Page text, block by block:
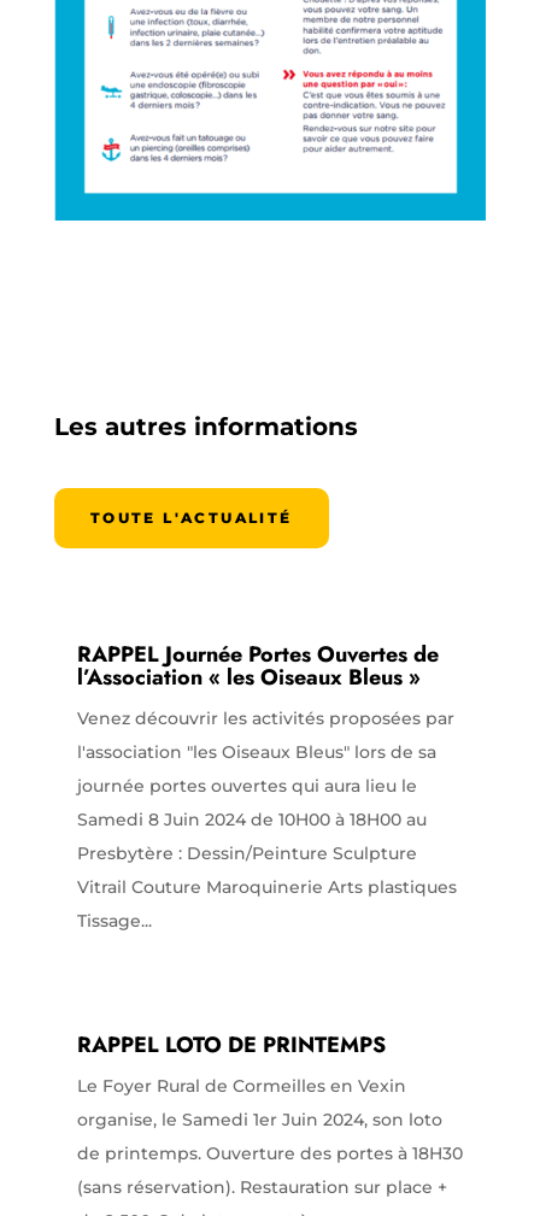
Les autres informations
TOUTE L'ACTUALITÉ
RAPPEL Journée Portes Ouvertes de
l’Association « les Oiseaux Bleus »
Venez découvrir les activités proposées par
l'association "les Oiseaux Bleus" lors de sa
journée portes ouvertes qui aura lieu le
Samedi 8 Juin 2024 de 10H00 à 18H00 au
Presbytère : Dessin/Peinture Sculpture
Vitrail Couture Maroquinerie Arts plastiques
Tissage...
RAPPEL LOTO DE PRINTEMPS
Le Foyer Rural de Cormeilles en Vexin
organise, le Samedi 1er Juin 2024, son loto
de printemps. Ouverture des portes à 18H30
(sans réservation). Restauration sur place +